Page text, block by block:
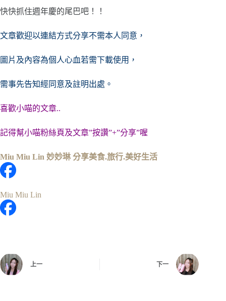
快快抓住週年慶的尾巴吧！！
文章歡迎以連結方式分享不需本人同意，
圖片及內容為個人心血若需下載使用，
需事先告知經同意及註明出處。
喜歡小喵的文章..
記得幫小喵粉絲頁及文章”按讚”+”分享”喔
Miu Miu Lin 妙妙琳 分享美食.旅行.美好生活
Miu Miu Lin
上一 下一